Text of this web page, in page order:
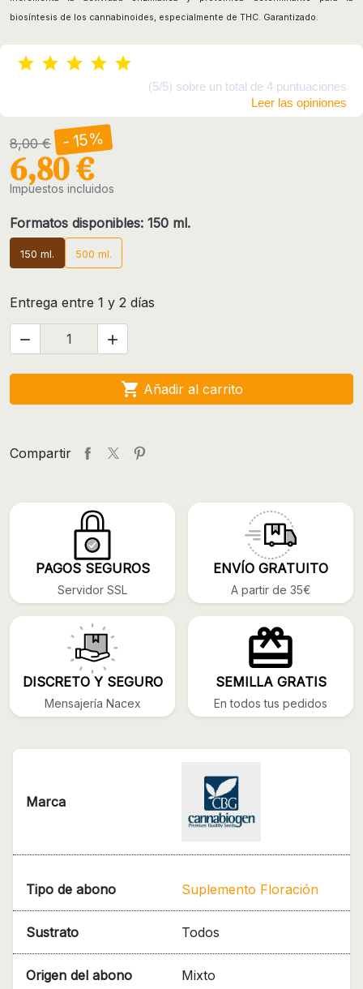
biosíntesis de los cannabinoides, especialmente de THC. Garantizado.
(5/5) sobre un total de 4 puntuaciones
Leer las opiniones
8,00 € - 15%
6,80 €
Impuestos incluidos
Formatos disponibles: 150 ml.
150 ml. 500 ml.
Entrega entre 1 y 2 días
 
 Añadir al carrito
Compartir
PAGOS SEGUROS
Servidor SSL
ENVÍO GRATUITO
A partir de 35€
DISCRETO Y SEGURO
Mensajería Nacex
SEMILLA GRATIS
En todos tus pedidos
Marca
Tipo de abono Suplemento Floración
Sustrato Todos
Origen del abono Mixto